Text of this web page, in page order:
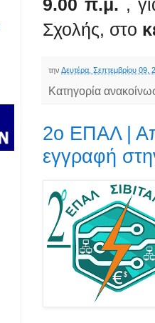
9.00 π.μ. ,
Σχολής, στο
την Δευτέρα, Σεπτεμβρίου 09,
Κατηγορία
2ο ΕΠΑΛ |
εγγραφή